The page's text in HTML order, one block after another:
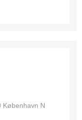
København N